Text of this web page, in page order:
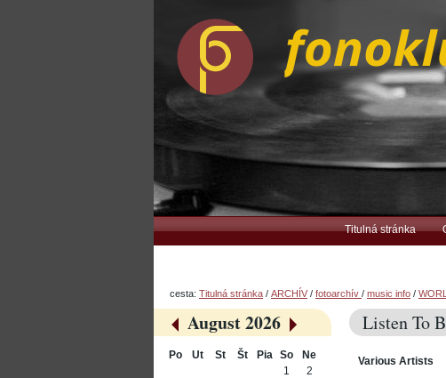
obsah.
navigáciu
Titulná stránka
cesta: Titulná stránka / ARCHÍV / fotoarchív / music info /
Listen To
Various Artists
«
August 2026
»
Po Ut St Št Pia So
Ne
1
2